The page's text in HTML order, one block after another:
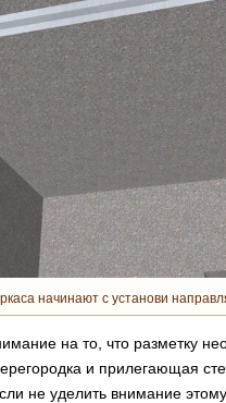
начинают с установи
на то, что разметку
и прилегающая
не уделить внимание